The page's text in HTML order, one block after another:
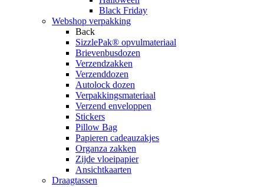
Black Friday
Webshop verpakking
Back
SizzlePak® opvulmateriaal
Brievenbusdozen
Verzendzakken
Verzenddozen
Autolock dozen
Verpakkingsmateriaal
Verzend enveloppen
Stickers
Pillow Bag
Papieren cadeauzakjes
Organza zakken
Zijde vloeipapier
Ansichtkaarten
Draagtassen